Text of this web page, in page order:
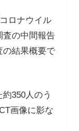
ロナウイル
査の中間報告
の結果概要で
約350人のう
CT画像に影な